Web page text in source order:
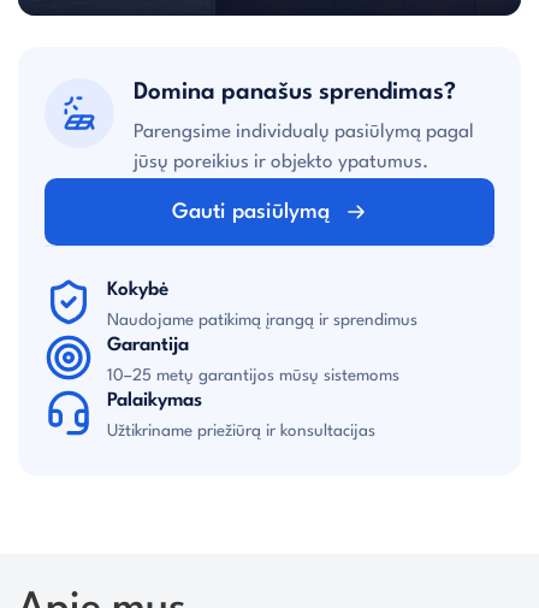
Domina panašus sprendimas?
Parengsime individualų pasiūlymą pagal
jūsų poreikius ir objekto ypatumus.
Gauti pasiūlymą
Kokybė
Naudojame patikimą įrangą ir sprendimus
Garantija
10–25 metų garantijos mūsų sistemoms
Palaikymas
Užtikriname priežiūrą ir konsultacijas